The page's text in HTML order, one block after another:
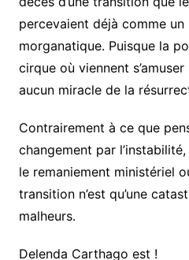
percevaient déjà comme un
morganatique. Puisque la
cirque où viennent
aucun miracle de la
Contrairement à ce que
changement par
le remaniement ministériel
transition n’est qu’une
malheurs.
Delenda Carthago est !